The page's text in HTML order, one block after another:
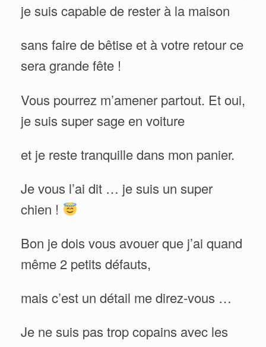
je suis capable de rester à la maison
sans faire de bêtise et à votre retour ce
sera grande fête !
Vous pourrez m’amener partout. Et oui,
je suis super sage en voiture
et je reste tranquille dans mon panier.
Je vous l’ai dit … je suis un super
chien !
Bon je dois vous avouer que j’ai quand
même 2 petits défauts,
mais c’est un détail me direz-vous …
Je ne suis pas trop copains avec les